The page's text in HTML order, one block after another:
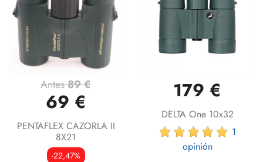
Antes89 €
69 €
PENTAFLEX CAZORLA II
8X21
-22,47%
179 €
DELTA One 10x32
1
opinión